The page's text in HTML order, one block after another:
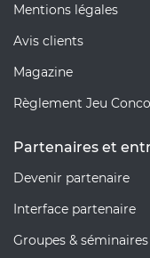
Mentions légales
Avis clients
Magazine
Règlement Jeu
Partenaires et
Devenir partenaire
Interface partenaire
Groupes & séminaires